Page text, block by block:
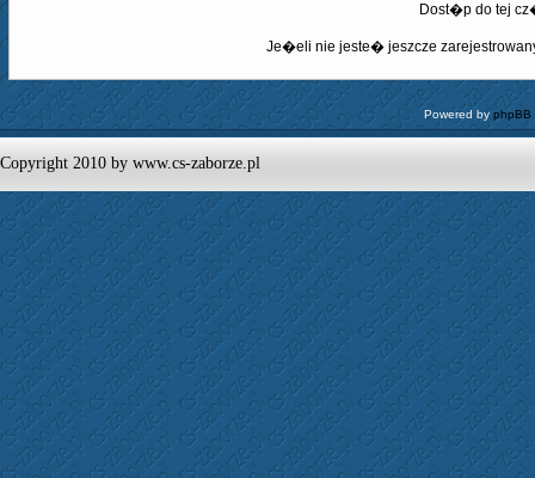
Dost�p do tej
Je�eli nie jeste� jeszcze
Powered byphpBB
Copyright 2010 by www.cs-zaborze.pl